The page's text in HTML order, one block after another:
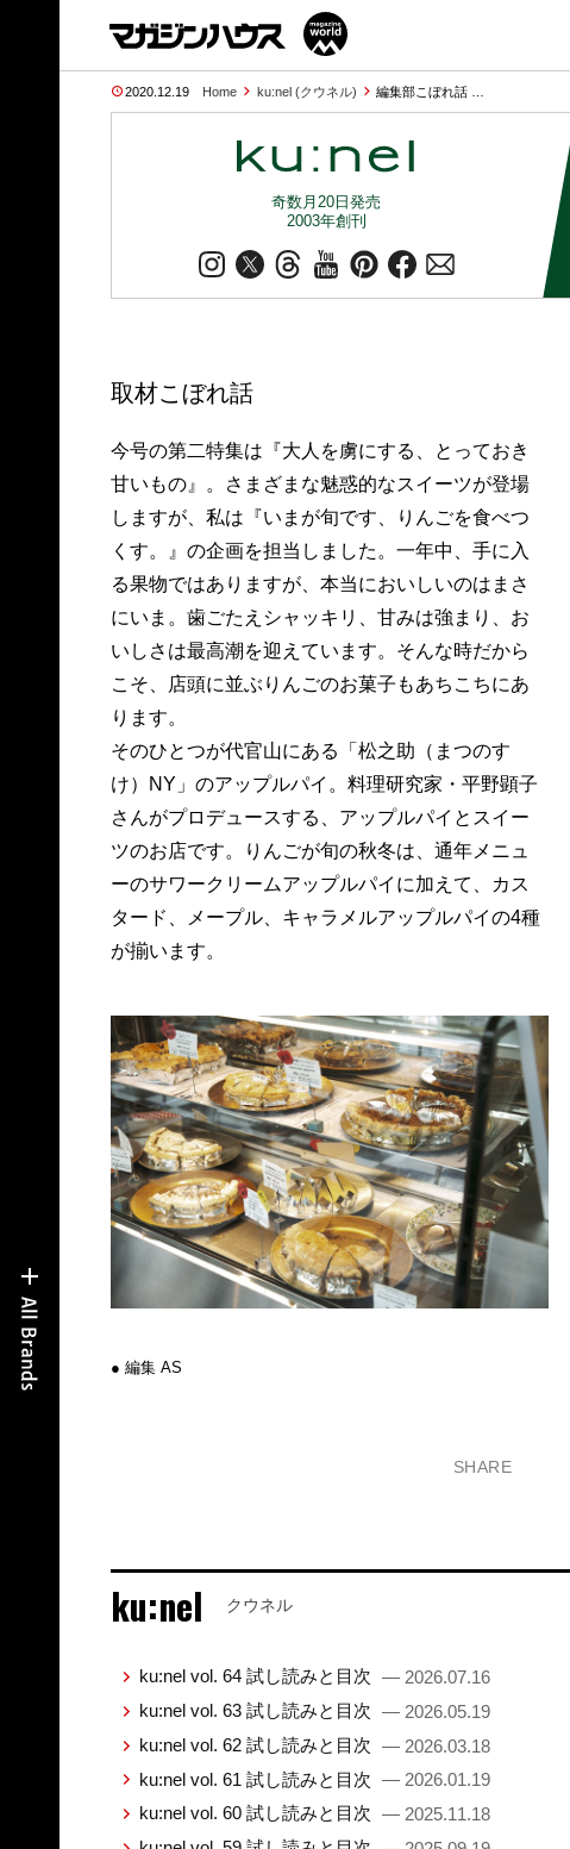
2020.12.19 Home ku:nel (クウネル) 編集部こぼれ話 …
奇数月20日発売
2003年創刊
取材こぼれ話
今号の第二特集は『大人を虜にする、とっておき
甘いもの』。さまざまな魅惑的なスイーツが登場
しますが、私は『いまが旬です、りんごを食べつ
くす。』の企画を担当しました。一年中、手に入
る果物ではありますが、本当においしいのはまさ
にいま。歯ごたえシャッキリ、甘みは強まり、お
いしさは最高潮を迎えています。そんな時だから
こそ、店頭に並ぶりんごのお菓子もあちこちにあ
ります。
そのひとつが代官山にある「松之助（まつのす
け）NY」のアップルパイ。料理研究家・平野顕子
さんがプロデュースする、アップルパイとスイー
ツのお店です。りんごが旬の秋冬は、通年メニュ
ーのサワークリームアップルパイに加えて、カス
タード、メープル、キャラメルアップルパイの4種
が揃います。
● 編集 AS
SHARE
ku:nel クウネル
ku:nel vol. 64 試し読みと目次 — 2026.07.16
ku:nel vol. 63 試し読みと目次 — 2026.05.19
ku:nel vol. 62 試し読みと目次 — 2026.03.18
ku:nel vol. 61 試し読みと目次 — 2026.01.19
ku:nel vol. 60 試し読みと目次 — 2025.11.18